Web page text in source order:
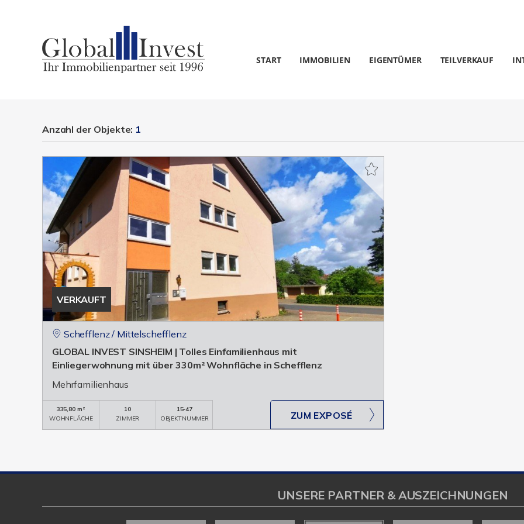
START IMMOBILIEN EIGENTÜMER TEILVERKAUF
Anzahl der Objekte: 1
VERKAUFT
Schefflenz / Mittelschefflenz
GLOBAL INVEST SINSHEIM | Tolles Einfamilienhaus mit
Einliegerwohnung mit über 330m² Wohnfläche in Schefflenz
Mehrfamilienhaus
335,80 m²
WOHNFLÄCHE
10
ZIMMER
15-47
OBJEKTNUMMER
ZUM EXPOSÉ
UNSERE PARTNER & AUSZEICHNUNGEN